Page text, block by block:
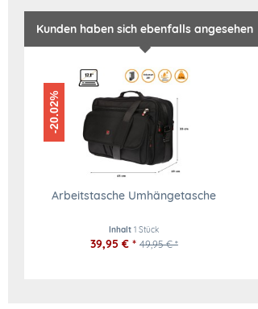
Kunden haben sich ebenfalls angesehen
-20.02%
Arbeitstasche Umhängetasche
Inhalt1 Stück
39,95 € * 49,95 € *